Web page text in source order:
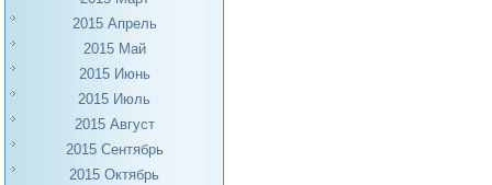
2015 Апрель
2015 Май
2015 Июнь
2015 Июль
2015 Август
2015 Сентябрь
2015 Октябрь